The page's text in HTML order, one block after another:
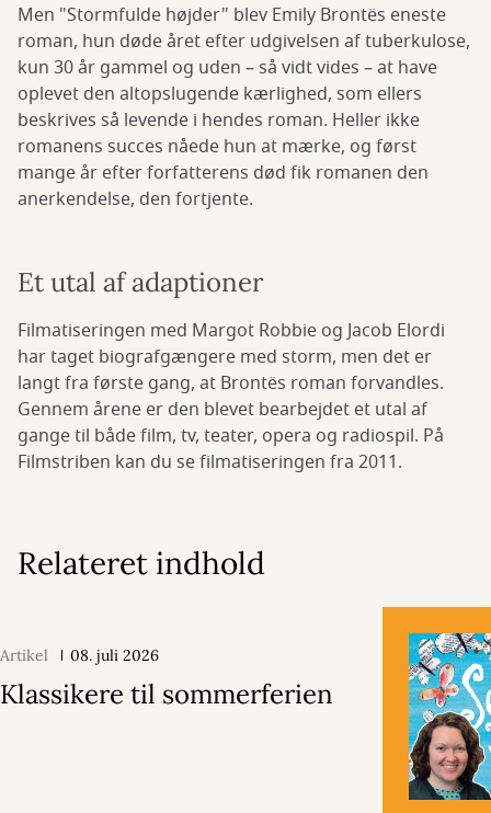
Men "Stormfulde højder" blev Emily Brontës eneste
roman, hun døde året efter udgivelsen af tuberkulose,
kun 30 år gammel og uden – så vidt vides – at have
oplevet den altopslugende kærlighed, som ellers
beskrives så levende i hendes roman. Heller ikke
romanens succes nåede hun at mærke, og først
mange år efter forfatterens død fik romanen den
anerkendelse, den fortjente.
Et utal af adaptioner
Filmatiseringen med Margot Robbie og Jacob Elordi
har taget biografgængere med storm, men det er
langt fra første gang, at Brontës roman forvandles.
Gennem årene er den blevet bearbejdet et utal af
gange til både film, tv, teater, opera og radiospil. På
Filmstriben kan du se filmatiseringen fra 2011.
Relateret indhold
Artikel 08. juli 2026
Klassikere til sommerferien